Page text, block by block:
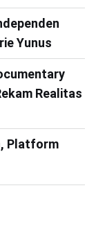
Yunus
Realitas
Platform